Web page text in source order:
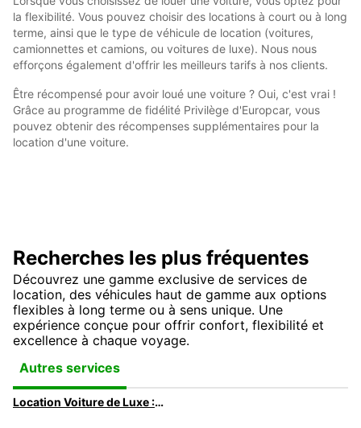
la flexibilité. Vous pouvez choisir des locations à court ou à long
terme, ainsi que le type de véhicule de location (voitures,
camionnettes et camions, ou voitures de luxe). Nous nous
efforçons également d'offrir les meilleurs tarifs à nos clients.
Être récompensé pour avoir loué une voiture ? Oui, c'est vrai !
Grâce au programme de fidélité Privilège d'Europcar, vous
pouvez obtenir des récompenses supplémentaires pour la
location d'une voiture.
Recherches les plus fréquentes
Découvrez une gamme exclusive de services de
location, des véhicules haut de gamme aux options
flexibles à long terme ou à sens unique. Une
expérience conçue pour offrir confort, flexibilité et
excellence à chaque voyage.
Autres services
Location Voiture de Luxe : Louez la voiture de vos rêves